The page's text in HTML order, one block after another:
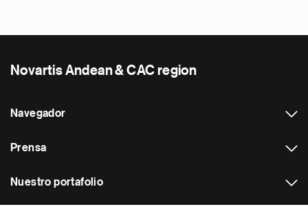
Novartis Andean & CAC region
Navegador
Prensa
Nuestro portafolio